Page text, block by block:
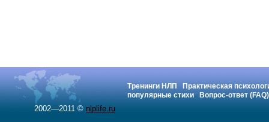
Тренинги НЛП
Практическая
популярные стихи
Вопрос-ответ (FAQ)
2002—2011 © nlplife.ru